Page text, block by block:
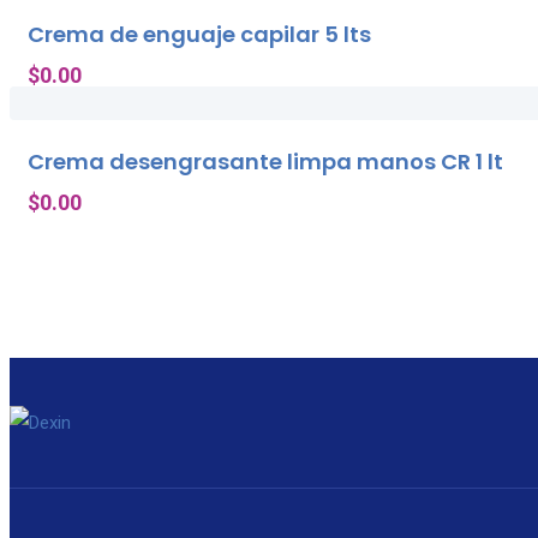
Crema de enguaje capilar 5 lts
$0.00
Crema desengrasante limpa manos CR 1 lt
$0.00